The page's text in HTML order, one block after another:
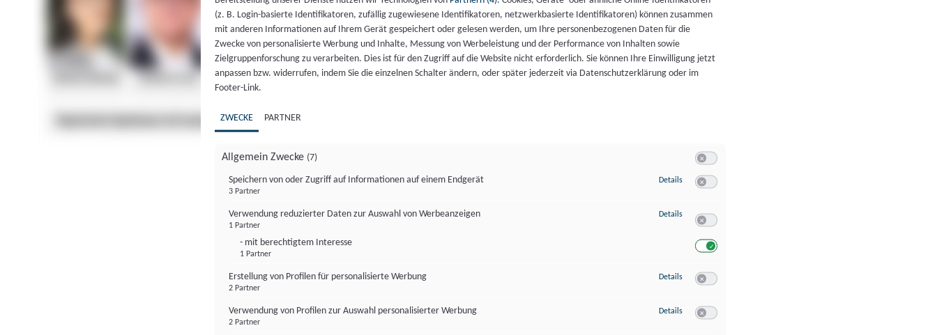
(z. B. Login-basierte Identifikatoren, zufällig zugewiesene Identifikatoren, netzwerkbasierte Identifikatoren) können zusammen
mit anderen Informationen auf Ihrem Gerät gespeichert oder gelesen werden, um Ihre personenbezogenen Daten für die
Zwecke von personalisierte Werbung und Inhalte, Messung von Werbeleistung und der Performance von Inhalten sowie
Zielgruppenforschung zu verarbeiten. Dies ist für den Zugriff auf die Website nicht erforderlich. Sie können Ihre Einwilligung jetzt
anpassen bzw. widerrufen, indem Sie die einzelnen Schalter ändern, oder später jederzeit via Datenschutzerklärung oder im
Footer-Link.
ZWECKE PARTNER
Allgemein Zwecke (7)
Speichern von oder Zugriff auf Informationen auf einem Endgerät
3 Partner
Details zu Speichern von oder Zugriff auf Informationen auf einem Endgerät
Verwendung reduzierter Daten zur Auswahl von Werbeanzeigen
1 Partner
- mit berechtigtem Interesse
1 Partner
Details zu Verwendung reduzierter Daten zur Auswahl von Werbeanzeigen
Erstellung von Profilen für personalisierte Werbung
2 Partner
Details zu Erstellung von Profilen für personalisierte Werbung
Verwendung von Profilen zur Auswahl personalisierter Werbung
2 Partner
Details zu Verwendung von Profilen zur Auswahl personalisierter Werbung